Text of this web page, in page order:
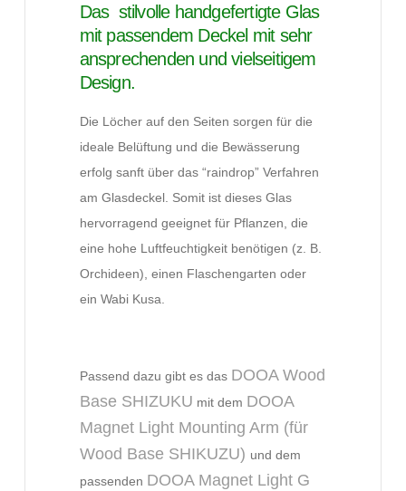
Das stilvolle handgefertigte Glas
mit passendem Deckel mit sehr
ansprechenden und vielseitigem
Design.
Die Löcher auf den Seiten sorgen für die
ideale Belüftung und die Bewässerung
erfolg sanft über das “raindrop” Verfahren
am Glasdeckel. Somit ist dieses Glas
hervorragend geeignet für Pflanzen, die
eine hohe Luftfeuchtigkeit benötigen (z. B.
Orchideen), einen Flaschengarten oder
ein Wabi Kusa.
Passend dazu gibt es das DOOA Wood
Base SHIZUKU mit dem DOOA
Magnet Light Mounting Arm (für
Wood Base SHIKUZU) und dem
passenden DOOA Magnet Light G